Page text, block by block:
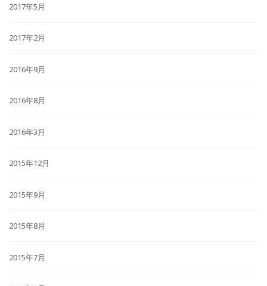
2017年5月
2017年2月
2016年9月
2016年8月
2016年3月
2015年12月
2015年9月
2015年8月
2015年7月